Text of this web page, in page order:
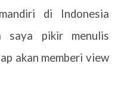
di Indonesia
saya pikir menulis
akan memberi view